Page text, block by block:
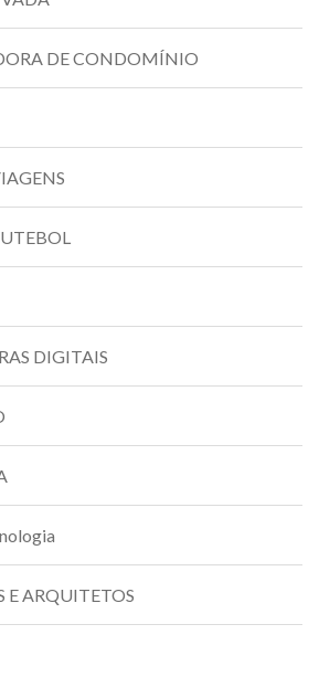
DE CONDOMÍNIO
DIGITAIS
E ARQUITETOS